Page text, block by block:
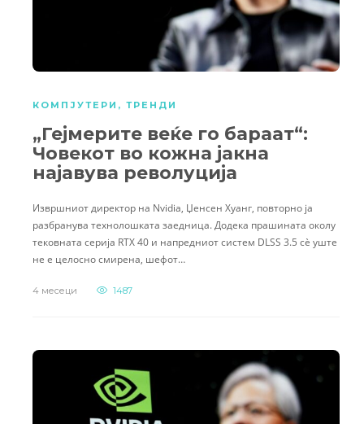
КОМПЈУТЕРИ , ТРЕНДИ
„Гејмерите веќе го бараат“:
Човекот во кожна јакна
најавува револуција
Извршниот директор на Nvidia, Џенсен Хуанг, повторно ја
разбранува технолошката заедница. Додека прашината околу
тековната серија RTX 40 и напредниот систем DLSS 3.5 сè уште
не е целосно смирена, шефот…
4 месеци 1487